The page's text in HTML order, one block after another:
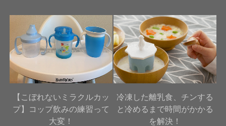
【こぼれないミラクルカッ
プ】コップ飲みの練習って
大変！
冷凍した離乳食、チンする
と冷めるまで時間がかかる
を解決！